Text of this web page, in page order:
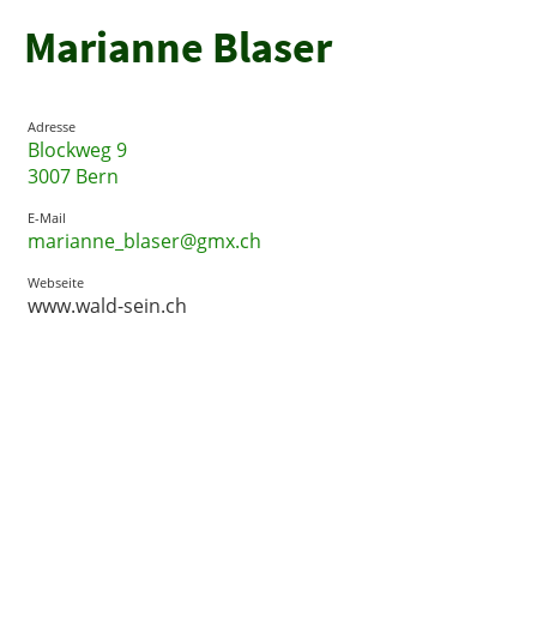
Marianne Blaser
Adresse
Blockweg 9
3007 Bern
E-Mail
marianne_blaser@gmx.ch
Webseite
www.wald-sein.ch